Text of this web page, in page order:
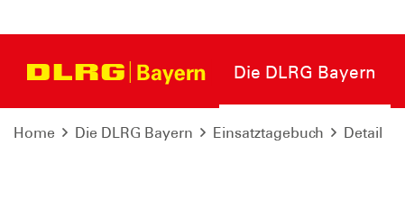
Die DLRG Bayern
Home Die DLRG Bayern Einsatztagebuch Detail